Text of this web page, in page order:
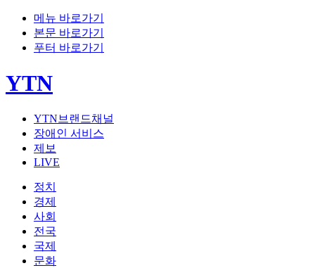
메뉴 바로가기
본문 바로가기
푸터 바로가기
YTN
YTN브랜드채널
장애인 서비스
제보
LIVE
정치
경제
사회
전국
국제
문화